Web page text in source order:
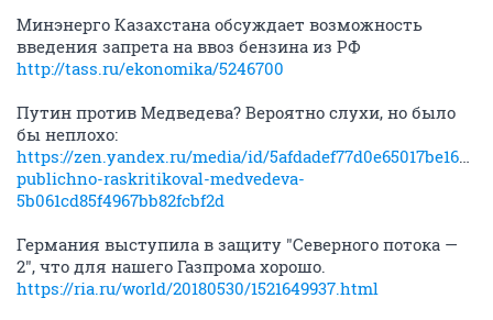
Минэнерго Казахстана обсуждает возможность
введения запрета на ввоз бензина из РФ
http://tass.ru/ekonomika/5246700
Путин против Медведева? Вероятно слухи, но было
бы неплохо:
https://zen.yandex.ru/media/id/5afdadef77d0e65017be1653/
publichno-raskritikoval-medvedeva-
5b061cd85f4967bb82fcbf2d
Германия выступила в защиту "Северного потока —
2", что для нашего Газпрома хорошо.
https://ria.ru/world/20180530/1521649937.html